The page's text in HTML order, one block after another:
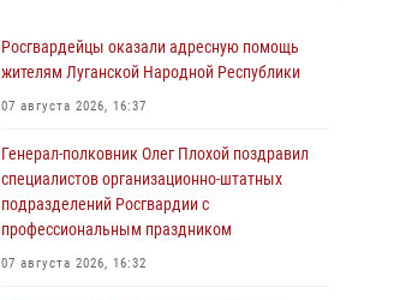
Росгвардейцы оказали адресную помощь
жителям Луганской Народной Республики
07 августа 2026, 16:37
Генерал-полковник Олег Плохой поздравил
специалистов организационно-штатных
подразделений Росгвардии с
профессиональным праздником
07 августа 2026, 16:32